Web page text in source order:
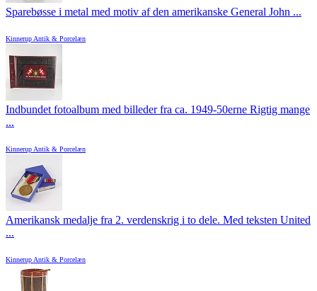
Sparebøsse i metal med motiv af den amerikanske General John ...
Kinnerup Antik & Porcelæn
Indbundet fotoalbum med billeder fra ca. 1949-50erne Rigtig mange
...
Kinnerup Antik & Porcelæn
Amerikansk medalje fra 2. verdenskrig i to dele. Med teksten United
...
Kinnerup Antik & Porcelæn